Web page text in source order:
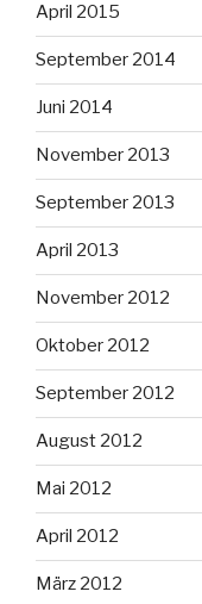
April 2015
September 2014
Juni 2014
November 2013
September 2013
April 2013
November 2012
Oktober 2012
September 2012
August 2012
Mai 2012
April 2012
März 2012